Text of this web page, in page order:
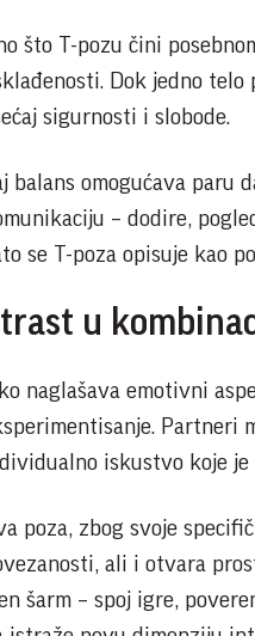
što T-pozu čini
Dok jedno
sigurnosti i slobode.
balans omogućava paru
– dodire,
se T-poza opisuje kao
u
naglašava emotivni
Partneri
iskustvo koje
poza, zbog svoje
ali i otvara
šarm – spoj igre,